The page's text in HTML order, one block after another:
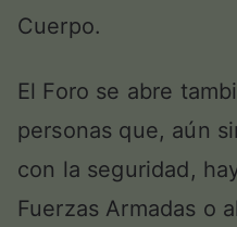
Cuerpo.
El Foro se abre
personas que, aún
con la seguridad,
Fuerzas Armadas o